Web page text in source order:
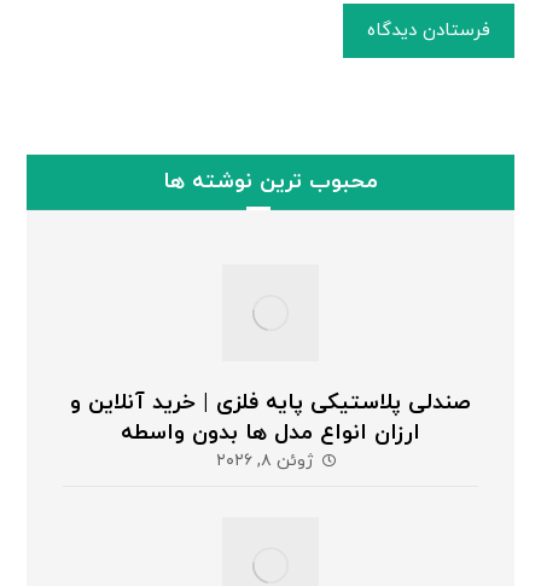
فرستادن دیدگاه
محبوب ترین نوشته ها
صندلی پلاستیکی پایه فلزی | خرید آنلاین و
ارزان انواع مدل ها بدون واسطه
ژوئن ۸, ۲۰۲۶